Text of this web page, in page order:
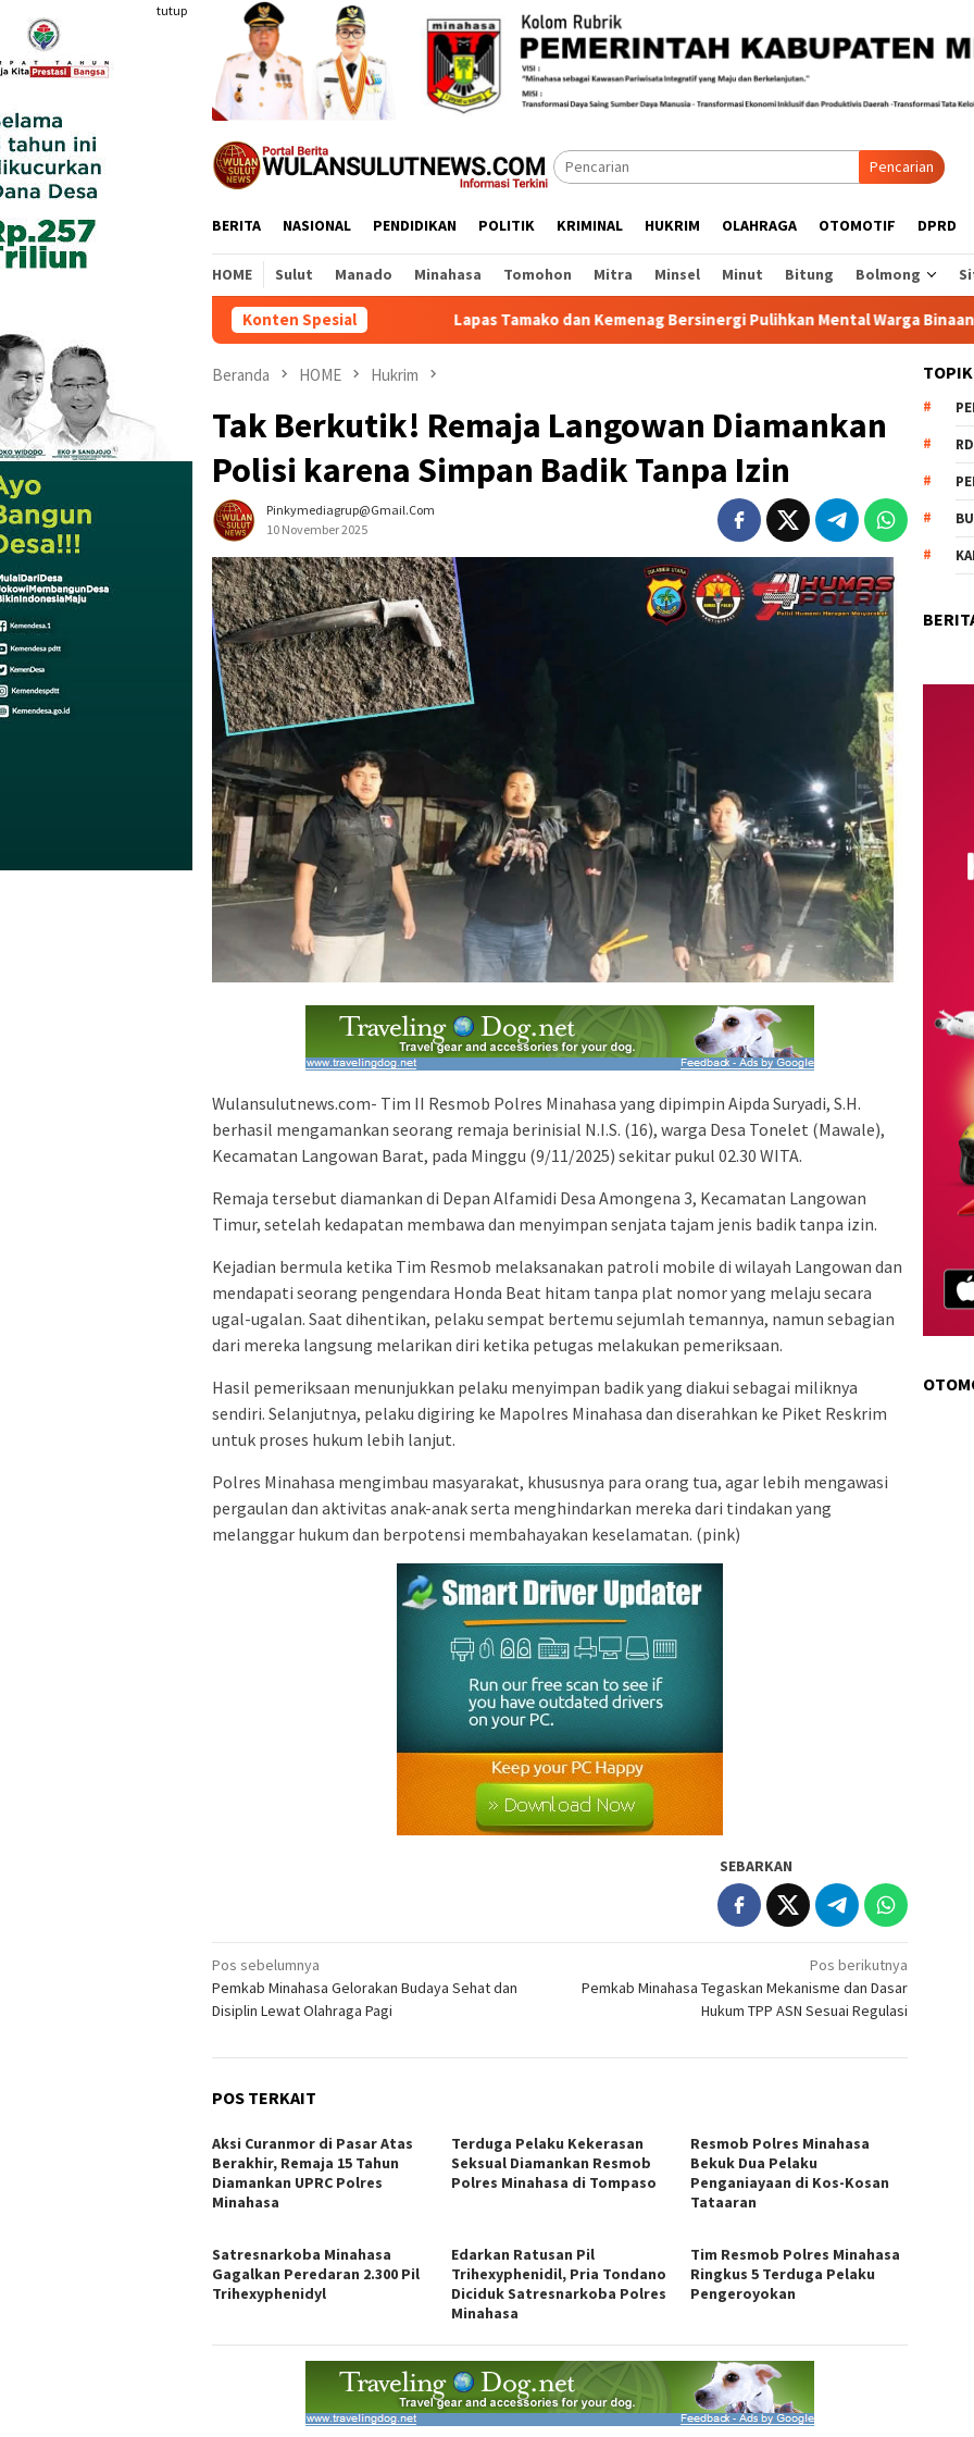
konten
tutup
Pencarian
BERITA NASIONAL PENDIDIKAN POLITIK KRIMINAL HUKRIM OLAHRAGA OTOMOTIF DPRD
HOME Sulut Manado Minahasa Tomohon Mitra Minsel Minut Bitung Bolmong
Konten Spesial Lapas Tamako dan Kemenag Bersinergi Pulihkan Mental Warga Binaan
Beranda HOME Hukrim
Tak Berkutik! Remaja Langowan Diamankan
Polisi karena Simpan Badik Tanpa Izin
Pinkymediagrup@gmail.com
10 November 2025
Wulansulutnews.com- Tim II Resmob Polres Minahasa yang dipimpin Aipda Suryadi, S.H.
berhasil mengamankan seorang remaja berinisial N.I.S. (16), warga Desa Tonelet (Mawale),
Kecamatan Langowan Barat, pada Minggu (9/11/2025) sekitar pukul 02.30 WITA.
Remaja tersebut diamankan di Depan Alfamidi Desa Amongena 3, Kecamatan Langowan
Timur, setelah kedapatan membawa dan menyimpan senjata tajam jenis badik tanpa izin.
Kejadian bermula ketika Tim Resmob melaksanakan patroli mobile di wilayah Langowan dan
mendapati seorang pengendara Honda Beat hitam tanpa plat nomor yang melaju secara
ugal-ugalan. Saat dihentikan, pelaku sempat bertemu sejumlah temannya, namun sebagian
dari mereka langsung melarikan diri ketika petugas melakukan pemeriksaan.
Hasil pemeriksaan menunjukkan pelaku menyimpan badik yang diakui sebagai miliknya
sendiri. Selanjutnya, pelaku digiring ke Mapolres Minahasa dan diserahkan ke Piket Reskrim
untuk proses hukum lebih lanjut.
Polres Minahasa mengimbau masyarakat, khususnya para orang tua, agar lebih mengawasi
pergaulan dan aktivitas anak-anak serta menghindarkan mereka dari tindakan yang
melanggar hukum dan berpotensi membahayakan keselamatan. (pink)
SEBARKAN
Navigasi
pos
Pos sebelumnya
Pemkab Minahasa Gelorakan Budaya Sehat dan
Disiplin Lewat Olahraga Pagi
Pos berikutnya
Pemkab Minahasa Tegaskan Mekanisme dan Dasar
Hukum TPP ASN Sesuai Regulasi
POS TERKAIT
Aksi Curanmor di Pasar Atas
Berakhir, Remaja 15 Tahun
Diamankan UPRC Polres
Minahasa
Terduga Pelaku Kekerasan
Seksual Diamankan Resmob
Polres Minahasa di Tompaso
Resmob Polres Minahasa
Bekuk Dua Pelaku
Penganiayaan di Kos-Kosan
Tataaran
Satresnarkoba Minahasa
Gagalkan Peredaran 2.300 Pil
Trihexyphenidyl
Edarkan Ratusan Pil
Trihexyphenidil, Pria Tondano
Diciduk Satresnarkoba Polres
Minahasa
Tim Resmob Polres Minahasa
Ringkus 5 Terduga Pelaku
Pengeroyokan